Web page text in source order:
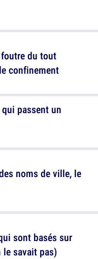
du tout
confinement
noms de ville, le
passent un
sont basés sur
savait pas)